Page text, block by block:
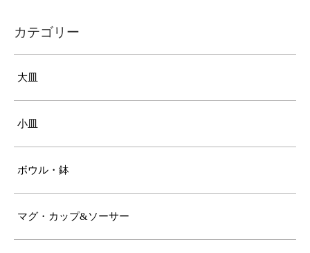
カテゴリー
大皿
小皿
ボウル・鉢
マグ・カップ&ソーサー